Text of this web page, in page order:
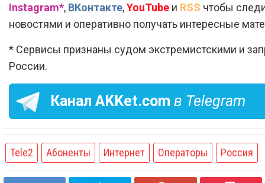
Instagram*, ВКонтакте,YouTube и RSS чтобы
новостями и оперативно получать интересные
* Сервисы признаны судом экстремистскими и
России.
Канал AKKet.com в Telegram
Tele2 Абоненты Интернет Операторы Россия